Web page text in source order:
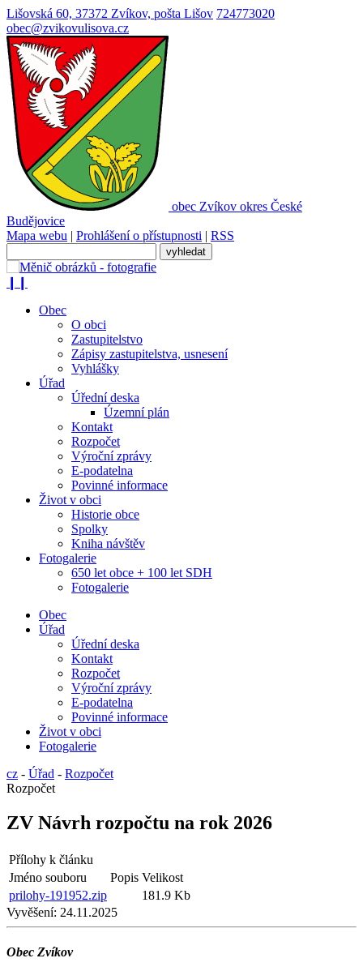
Lišovská 60, 37372 Zvíkov, pošta Lišov 724773020
obec@zvikovulisova.cz
obec Zvíkov okres České
Budějovice
Mapa webu | Prohlášení o přístupnosti | RSS
Obec
O obci
Zastupitelstvo
Zápisy zastupitelstva, usnesení
Vyhlášky
Úřad
Úřední deska
Územní plán
Kontakt
Rozpočet
Výroční zprávy
E-podatelna
Povinné informace
Život v obci
Historie obce
Spolky
Kniha návštěv
Fotogalerie
650 let obce + 100 let SDH
Fotogalerie
Obec
Úřad
Úřední deska
Kontakt
Rozpočet
Výroční zprávy
E-podatelna
Povinné informace
Život v obci
Fotogalerie
cz - Úřad - Rozpočet
Rozpočet
ZV Návrh rozpočtu na rok 2026
Přílohy k článku
Jméno souboru
Popis Velikost
prilohy-191952.zip
181.9 Kb
Vyvěšení: 24.11.2025
Obec Zvíkov